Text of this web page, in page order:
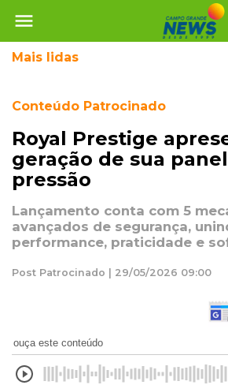
menu
Mais lidas
Conteúdo Patrocinado
Royal Prestige
geração de sua
pressão
Lançamento conta com 5
avançados de segurança,
performance, praticidade e
Post Patrocinado | 29/05/2026 09:00
ouça este conteúdo